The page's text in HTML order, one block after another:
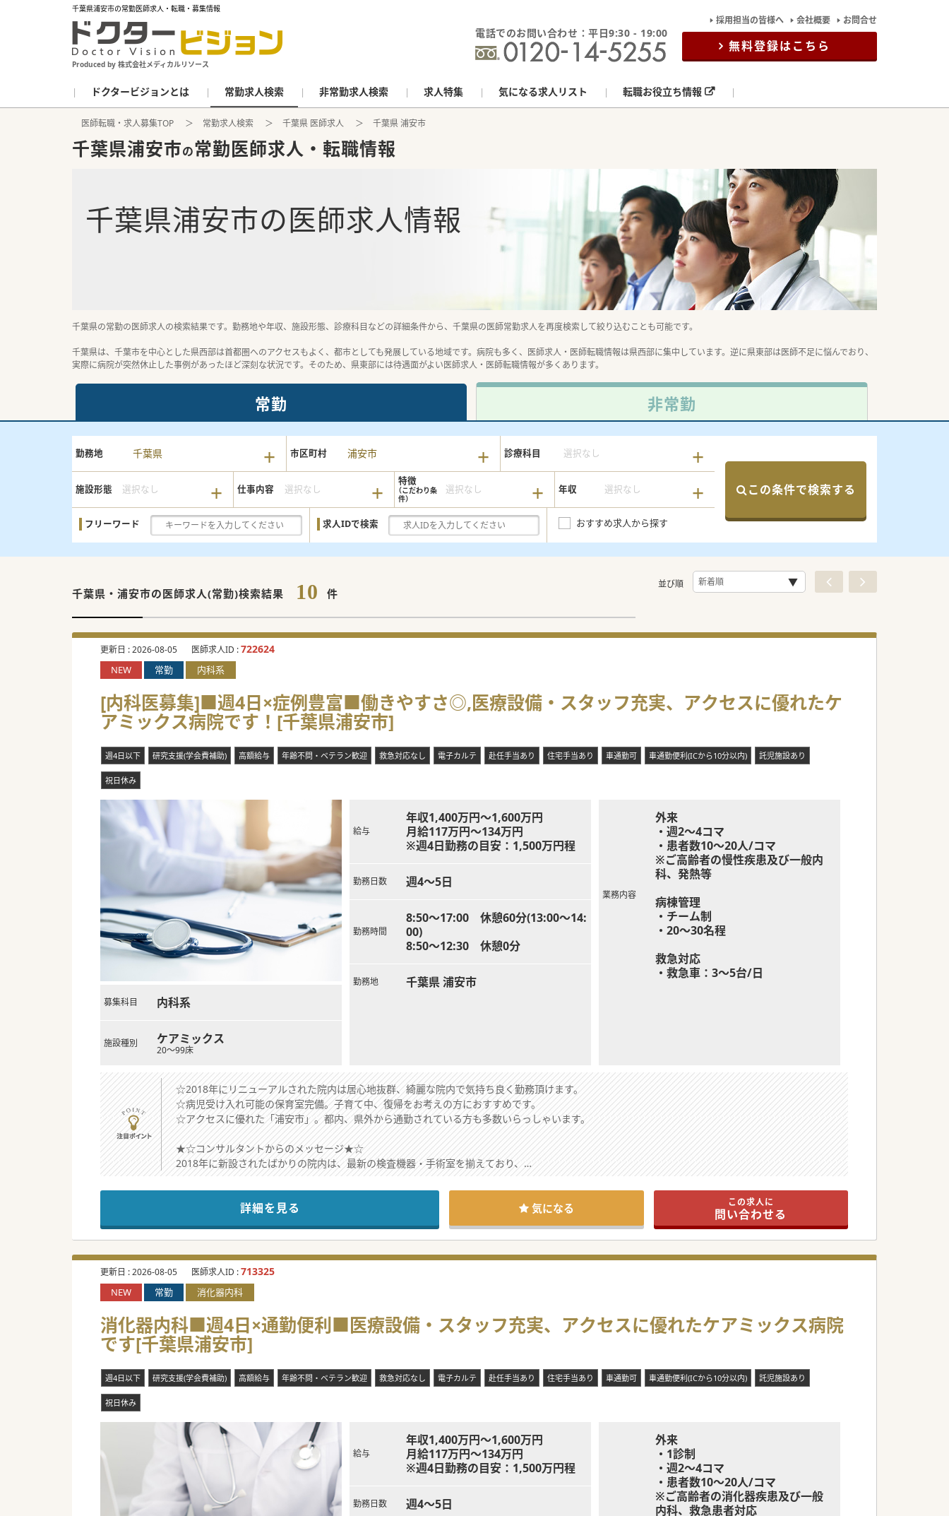
千葉県浦安市の常勤医師求人・転職・募集情報
Produced by 株式会社メディカルリソース
電話でのお問い合わせ：平日9:30 - 19:00
採用担当の皆様へ 会社概要 お問合せ
無料登録はこちら
ドクタービジョンとは 常勤求人検索 非常勤求人検索 求人特集 気になる求人リスト 転職お役立ち情報
医師転職・求人募集TOP 常勤求人検索 千葉県 医師求人 千葉県 浦安市
千葉県浦安市の常勤医師求人・転職情報
千葉県浦安市の医師求人情報
千葉県の常勤の医師求人の検索結果です。勤務地や年収、施設形態、診療科目などの詳細条件から、千葉県の医師常勤求人を再度検索して絞り込むことも可能です。
千葉県は、千葉市を中心とした県西部は首都圏へのアクセスもよく、都市としても発展している地域です。病院も多く、医師求人・医師転職情報は県西部に集中しています。逆に県東部は医師不足に悩んでおり、
実際に病院が突然休止した事例があったほど深刻な状況です。そのため、県東部には待遇面がよい医師求人・医師転職情報が多くあります。
常勤 非常勤
勤務地 千葉県 市区町村 浦安市 診療科目 選択なし
施設形態 選択なし 仕事内容 選択なし
特徴
選択なし 年収 選択なし
フリーワード 求人IDで検索 おすすめ求人から探す
この条件で検索する
千葉県・浦安市の医師求人(常勤)検索結果 10 件
並び順
更新日 :2026-08-05 医師求人ID :722624
NEW 常勤 内科系
[内科医募集]■週4日×症例豊富■働きやすさ◎,医療設備・スタッフ充実、アクセスに優れたケ
アミックス病院です！[千葉県浦安市]
週4日以下 研究支援(学会費補助) 高額給与 年齢不問・ベテラン歓迎 救急対応なし 電子カルテ 赴任手当あり 住宅手当あり 車通勤可 車通勤便利(ICから10分以内) 託児施設あり
祝日休み
募集科目 内科系
施設種別 ケアミックス
20～99床
給与
年収1,400万円～1,600万円
月給117万円～134万円
※週4日勤務の目安：1,500万円程
勤務日数 週4～5日
勤務時間
8:50～17:00 休憩60分(13:00～14:
00)
8:50～12:30 休憩0分
勤務地 千葉県 浦安市
業務内容
外来
・週2～4コマ
・患者数10～20人/コマ
※ご高齢者の慢性疾患及び一般内
科、発熱等
病棟管理
・チーム制
・20～30名程
救急対応
・救急車：3～5台/日
☆2018年にリニューアルされた院内は居心地抜群、綺麗な院内で気持ち良く勤務頂けます。
☆病児受け入れ可能の保育室完備。子育て中、復帰をお考えの方におすすめです。
☆アクセスに優れた「浦安市」。都内、県外から通勤されている方も多数いらっしゃいます。
★☆コンサルタントからのメッセージ★☆
2018年に新設されたばかりの院内は、最新の検査機器・手術室を揃えており、
常に最適な医療を提供する環境が整っています。
標榜科も多く、それぞれ他科との連携も良いので働きやすい病院です。
病児受け入れ可能の託児所も併設されているので、子育て中の方にもおすすめします。
#秋入職可
詳細を見る 気になる この求人に
問い合わせる
更新日 :2026-08-05 医師求人ID :713325
NEW 常勤 消化器内科
消化器内科■週4日×通勤便利■医療設備・スタッフ充実、アクセスに優れたケアミックス病院
です[千葉県浦安市]
週4日以下 研究支援(学会費補助) 高額給与 年齢不問・ベテラン歓迎 救急対応なし 電子カルテ 赴任手当あり 住宅手当あり 車通勤可 車通勤便利(ICから10分以内) 託児施設あり
祝日休み
給与
年収1,400万円～1,600万円
月給117万円～134万円
※週4日勤務の目安：1,500万円程
勤務日数 週4～5日
外来
・1診制
・週2～4コマ
・患者数10～20人/コマ
※ご高齢者の消化器疾患及び一般
内科、救急患者対応